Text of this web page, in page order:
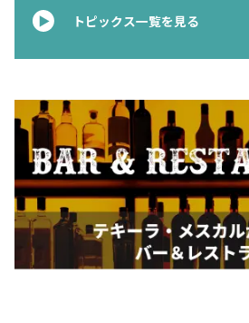
トピックス一覧を見る